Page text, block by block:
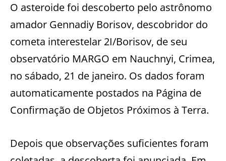
O asteroide foi descoberto pelo astrônomo
amador Gennadiy Borisov, descobridor do
cometa interestelar 2I/Borisov, de seu
observatório MARGO em Nauchnyi, Crimea,
no sábado, 21 de janeiro. Os dados foram
automaticamente postados na Página de
Confirmação de Objetos Próximos à Terra.
Depois que observações suficientes foram